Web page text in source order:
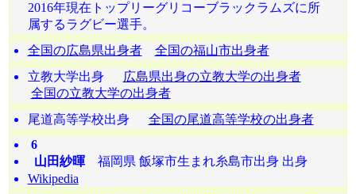
2016年現在トップリーグリコーブラックラムズに所
属するラグビー選手。
全国の広島県出身者
全国の福山市出身者
立教大学出身
広島県出身の立教大学の出身者
全国の立教大学の出身者
尾道高等学校出身 全国の尾道高等学校の出身者
6
山田紗暉福岡県 飯塚市生まれ糸島市出身 出身
Wikipedia